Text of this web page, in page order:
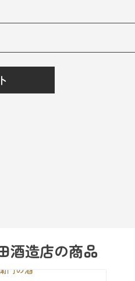
酒造店の商品